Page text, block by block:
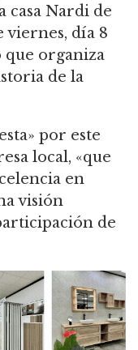
casa Nardi de
viernes, día 8
que organiza
de la
por este
local, «que
en
visión
de